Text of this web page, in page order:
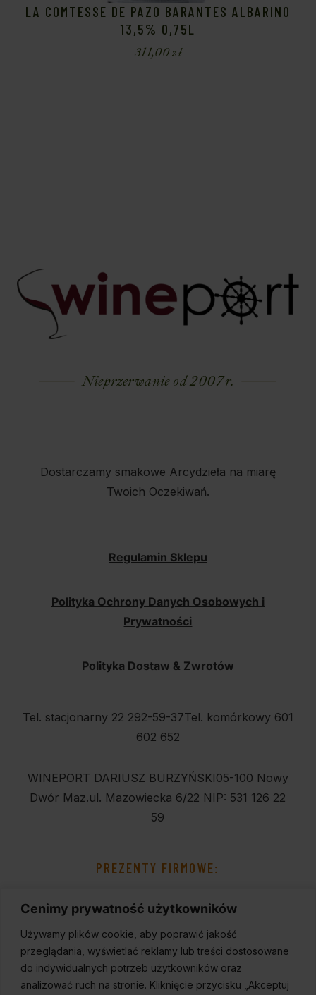
Cenimy prywatność użytkowników
Używamy plików cookie, aby poprawić jakość
przeglądania, wyświetlać reklamy lub treści dostosowane
do indywidualnych potrzeb użytkowników oraz
analizować ruch na stronie. Kliknięcie przycisku „Akceptuj
LA COMTESSE DE PAZO BARANTES ALBARINO
13,5% 0,75L
311,00zł
Nieprzerwanie od 2007 r.
Dostarczamy smakowe Arcydzieła na miarę
Twoich Oczekiwań.
Regulamin Sklepu
Polityka Ochrony Danych Osobowych i
Prywatności
Polityka Dostaw & Zwrotów
Tel. stacjonarny 22 292-59-37Tel. komórkowy 601
602 652
WINEPORT DARIUSZ BURZYŃSKI05-100 Nowy
Dwór Maz.ul. Mazowiecka 6/22 NIP: 531 126 22
59
PREZENTY FIRMOWE: